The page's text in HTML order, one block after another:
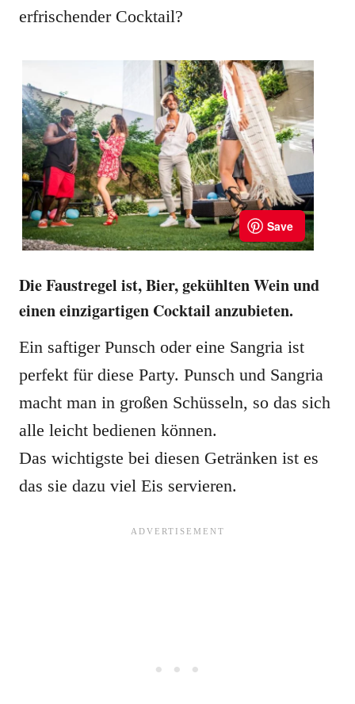
erfrischender Cocktail?
Die Faustregel ist, Bier, gekühlten Wein und
einen einzigartigen Cocktail anzubieten.
Ein saftiger Punsch oder eine Sangria ist
perfekt für diese Party. Punsch und Sangria
macht man in großen Schüsseln, so das sich
alle leicht bedienen können.
Das wichtigste bei diesen Getränken ist es
das sie dazu viel Eis servieren.